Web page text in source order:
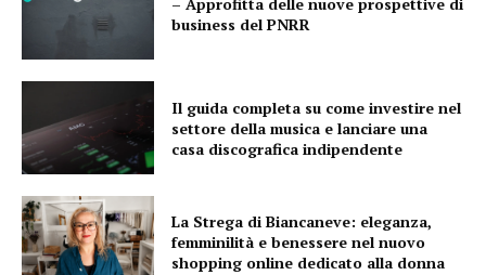
business del PNRR
Il guida completa su come investire nel
settore della musica e lanciare una
casa discografica indipendente
La Strega di Biancaneve: eleganza,
femminilità e benessere nel nuovo
shopping online dedicato alla donna